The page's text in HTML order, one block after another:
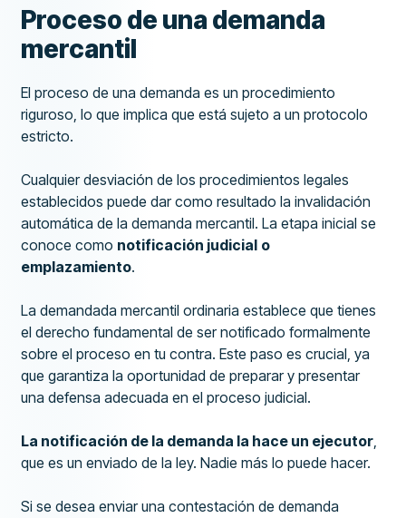
Proceso de una demanda
mercantil
El proceso de una demanda es un procedimiento
riguroso, lo que implica que está sujeto a un protocolo
estricto.
Cualquier desviación de los procedimientos legales
establecidos puede dar como resultado la invalidación
automática de la demanda mercantil. La etapa inicial se
conoce como notificación judicial o
emplazamiento.
La demandada mercantil ordinaria establece que tienes
el derecho fundamental de ser notificado formalmente
sobre el proceso en tu contra. Este paso es crucial, ya
que garantiza la oportunidad de preparar y presentar
una defensa adecuada en el proceso judicial.
La notificación de la demanda la hace un ejecutor,
que es un enviado de la ley. Nadie más lo puede hacer.
Si se desea enviar una contestación de demanda